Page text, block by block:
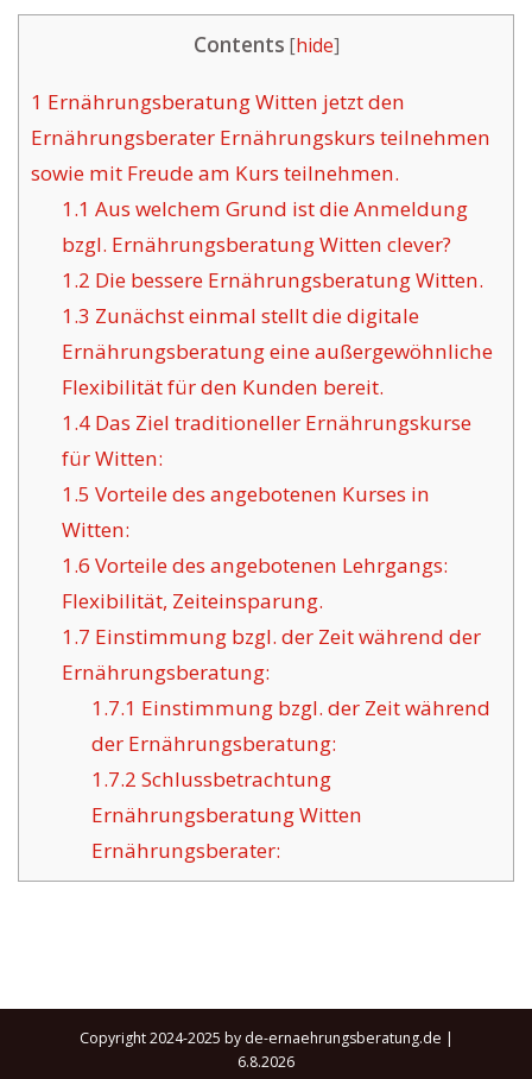
Contents [hide]
1 Ernährungsberatung Witten jetzt den
Ernährungsberater Ernährungskurs teilnehmen
sowie mit Freude am Kurs teilnehmen.
1.1 Aus welchem Grund ist die Anmeldung
bzgl. Ernährungsberatung Witten clever?
1.2 Die bessere Ernährungsberatung Witten.
1.3 Zunächst einmal stellt die digitale
Ernährungsberatung eine außergewöhnliche
Flexibilität für den Kunden bereit.
1.4Das Ziel traditioneller Ernährungskurse
für Witten:
1.5 Vorteile des angebotenen Kurses in
Witten:
1.6 Vorteile des angebotenen Lehrgangs:
Flexibilität, Zeiteinsparung.
1.7 Einstimmung bzgl. der Zeit während der
Ernährungsberatung:
1.7.1 Einstimmung bzgl. der Zeit während
der Ernährungsberatung:
1.7.2 Schlussbetrachtung
Ernährungsberatung Witten
Ernährungsberater:
Copyright 2024-2025 by de-ernaehrungsberatung.de |
6.8.2026